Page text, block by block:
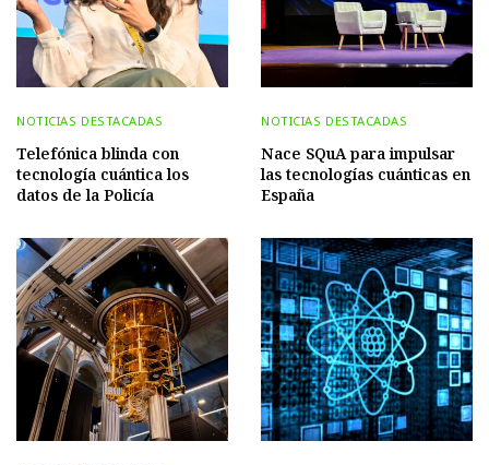
NOTICIAS DESTACADAS
Telefónica blinda con
tecnología cuántica los
datos de la Policía
NOTICIAS DESTACADAS
Nace SQuA para impulsar
las tecnologías cuánticas en
España